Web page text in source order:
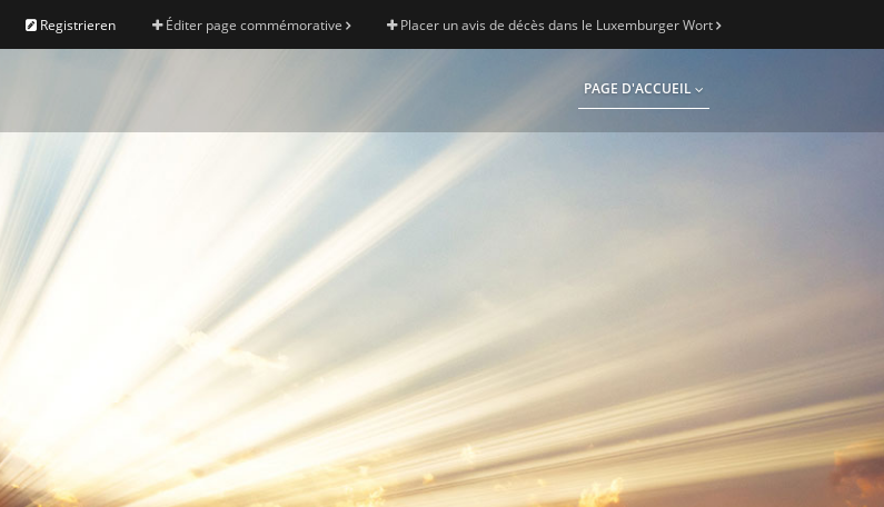
Registrieren Éditer page commémorative Placer un avis de décès dans le Luxemburger Wort
PAGE D'ACCUEIL